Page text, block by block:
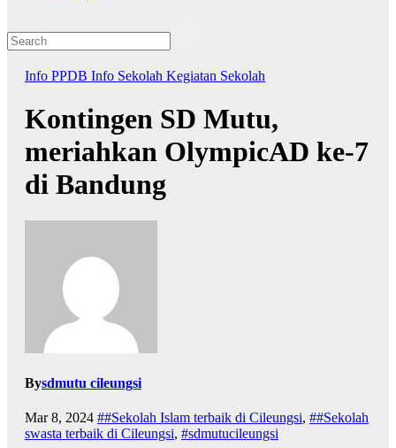
Info PPDB Info Sekolah Kegiatan Sekolah
Kontingen SD Mutu,
meriahkan OlympicAD ke-7
di Bandung
Bysdmutu cileungsi
Mar 8, 2024 ##Sekolah Islam terbaik di Cileungsi, ##Sekolah
swasta terbaik di Cileungsi, #sdmutucileungsi